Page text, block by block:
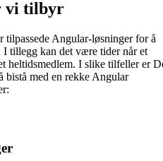
vi tilbyr
Angular-løsninger for å
I tillegg kan det være tider når et
heltidsmedlem. I slike tilfeller er
bistå med en rekke Angular